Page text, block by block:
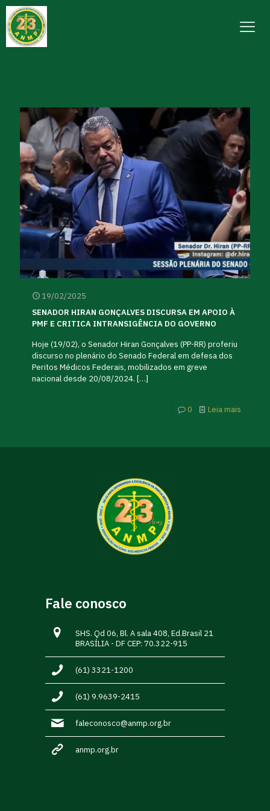
19/02/2025
SENADOR HIRAN GONÇALVES DISCURSA EM APOIO À
PMF E CRITICA INTRANSIGÊNCIA DO GOVERNO
Hoje (19/02), o Senador Hiran Gonçalves (PP-RR) proferiu
discurso no plenário do Senado Federal em defesa dos
Peritos Médicos Federais, mobilizados em greve
nacional desde 20/08/2024. […]
0 Leia mais
Fale conosco
SHS. Qd 06, Bl. A sala 408, Ed.Brasil 21
BRASÍLIA - DF CEP: 70.322-915
(61) 3321-1200
(61) 9.9639-2415
faleconosco@anmp.org.br
anmp.org.br